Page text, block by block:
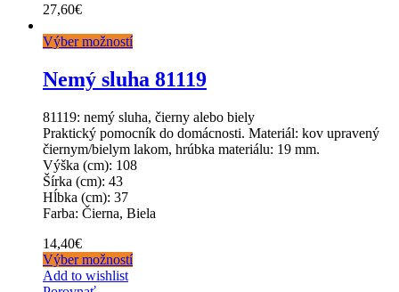
27,60€
Výber možností
Nemý sluha 81119
81119: nemý sluha, čierny alebo biely
Praktický pomocník do domácnosti. Materiál: kov upravený
čiernym/bielym lakom, hrúbka materiálu: 19 mm.
Výška (cm): 108
Šírka (cm): 43
Hĺbka (cm): 37
Farba: Čierna, Biela
14,40€
Výber možností
Add to wishlist